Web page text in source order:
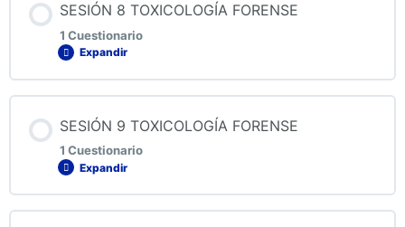
QUIZ 7 TOXICOLOGÍA FORENSE
SESIÓN 8 TOXICOLOGÍA FORENSE
1 Cuestionario
Expandir
QUIZ 8 TOXICOLOGÍA FORENSE
SESIÓN 9 TOXICOLOGÍA FORENSE
1 Cuestionario
Expandir